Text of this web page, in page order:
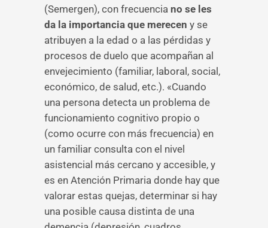
(Semergen), con frecuencia no se les
da la importancia que merecen y se
atribuyen a la edad o a las pérdidas y
procesos de duelo que acompañan al
envejecimiento (familiar, laboral, social,
económico, de salud, etc.). «Cuando
una persona detecta un problema de
funcionamiento cognitivo propio o
(como ocurre con más frecuencia) en
un familiar consulta con el nivel
asistencial más cercano y accesible, y
es en Atención Primaria donde hay que
valorar estas quejas, determinar si hay
una posible causa distinta de una